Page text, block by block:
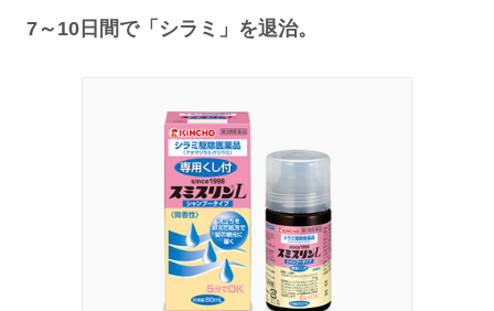
7～10日間で「シラミ」を退治。